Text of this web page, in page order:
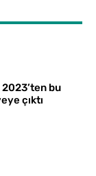
2023’ten bu
çıktı